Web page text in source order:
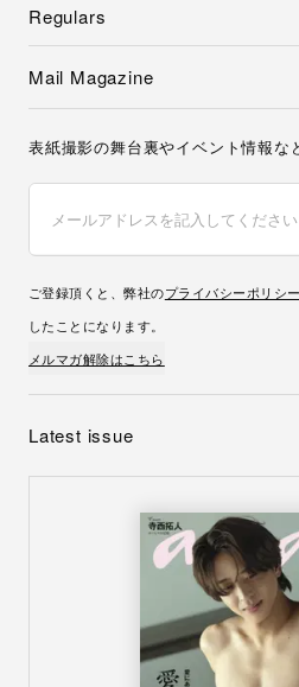
Regulars
Mail Magazine
表紙撮影の舞台裏やイベント情報な
ご登録頂くと、弊社のプライバシーポリシー
したことになります。
メルマガ解除はこちら
Latest issue